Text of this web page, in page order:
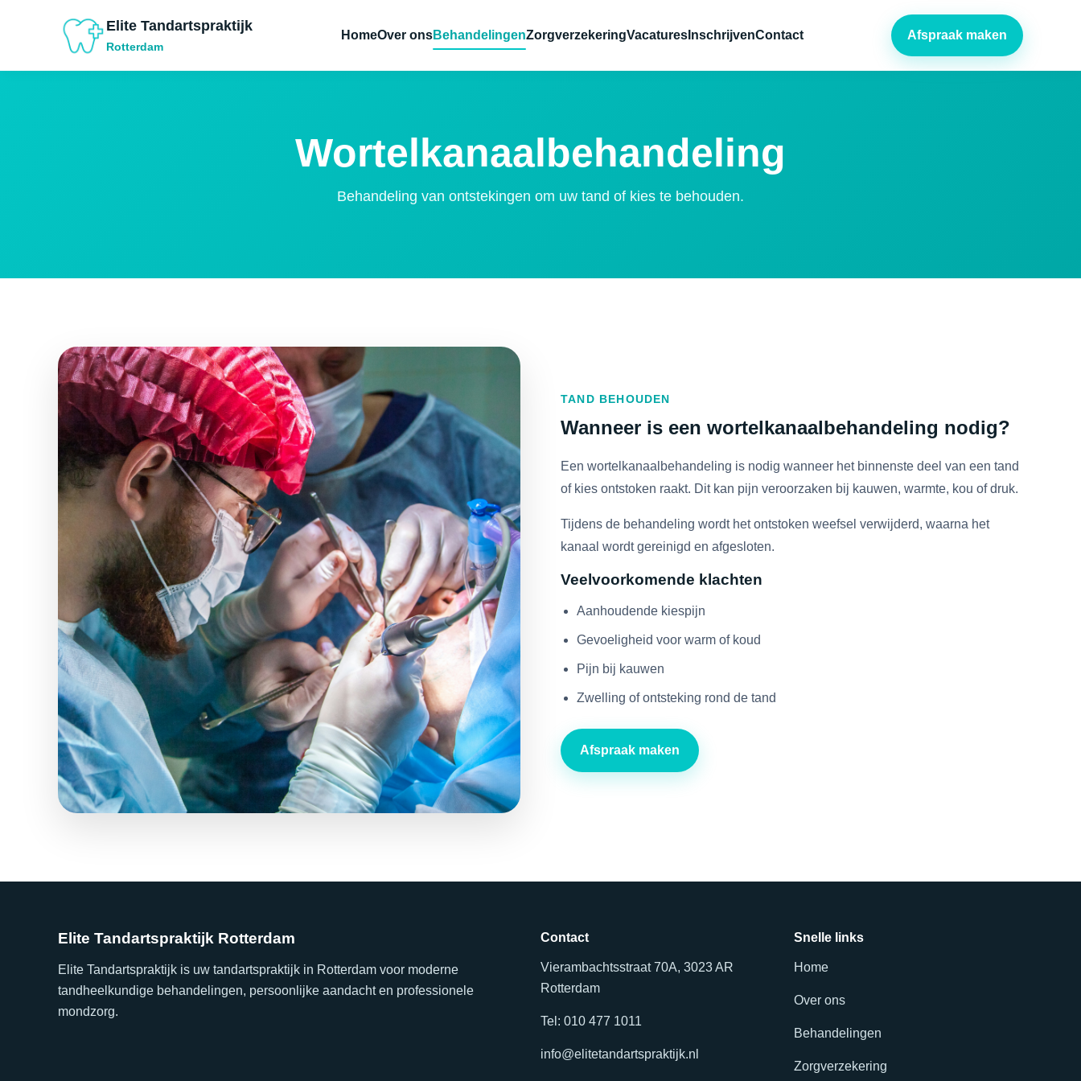
Elite Tandartspraktijk
Rotterdam
HomeOver onsBehandelingenZorgverzekeringVacaturesInschrijvenContact Afspraak maken
Wortelkanaalbehandeling
Behandeling van ontstekingen om uw tand of kies te behouden.
TAND BEHOUDEN
Wanneer is een wortelkanaalbehandeling nodig?
Een wortelkanaalbehandeling is nodig wanneer het binnenste deel van een tand
of kies ontstoken raakt. Dit kan pijn veroorzaken bij kauwen, warmte, kou of druk.
Tijdens de behandeling wordt het ontstoken weefsel verwijderd, waarna het
kanaal wordt gereinigd en afgesloten.
Veelvoorkomende klachten
Aanhoudende kiespijn
Gevoeligheid voor warm of koud
Pijn bij kauwen
Zwelling of ontsteking rond de tand
Afspraak maken
Elite Tandartspraktijk Rotterdam
Elite Tandartspraktijk is uw tandartspraktijk in Rotterdam voor moderne
tandheelkundige behandelingen, persoonlijke aandacht en professionele
mondzorg.
Contact
Vierambachtsstraat 70A, 3023 AR
Rotterdam
Tel: 010 477 1011
info@elitetandartspraktijk.nl
Snelle links
Home
Over ons
Behandelingen
Zorgverzekering